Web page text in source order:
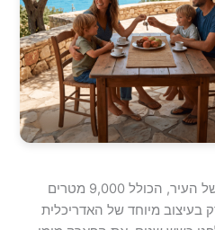
זהו פרויקט יוצא דופן במרכזה של העיר, הכולל 9,000 מטרים
בעיצוב מיוחד של האדריכלית